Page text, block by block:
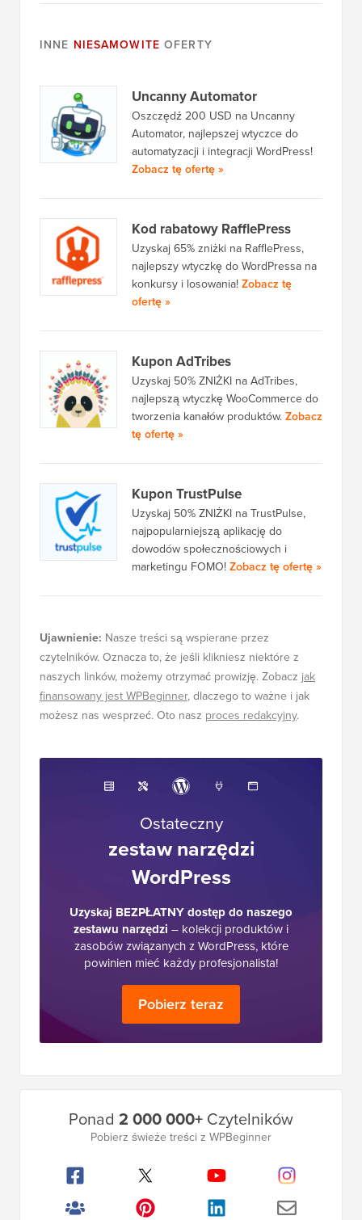
INNE NIESAMOWITE OFERTY
Uncanny Automator
Oszczędź 200 USD na Uncanny
Automator, najlepszej wtyczce do
automatyzacji i integracji WordPress!
Zobacz tę ofertę »
Kod rabatowy RafflePress
Uzyskaj 65% zniżki na RafflePress,
najlepszy wtyczkę do WordPressa na
konkursy i losowania!Zobacz tę
ofertę »
Kupon AdTribes
Uzyskaj 50% ZNIŻKI na AdTribes,
najlepszą wtyczkę WooCommerce do
tworzenia kanałów produktów.Zobacz
tę ofertę »
Kupon TrustPulse
Uzyskaj 50% ZNIŻKI na TrustPulse,
najpopularniejszą aplikację do
dowodów społecznościowych i
marketingu FOMO!Zobacz tę ofertę »
Ujawnienie: Nasze treści są wspierane przez
czytelników. Oznacza to, że jeśli klikniesz niektóre z
naszych linków, możemy otrzymać prowizję. Zobacz jak
finansowany jest WPBeginner, dlaczego to ważne i jak
możesz nas wesprzeć. Oto nasz proces redakcyjny.
Ostateczny
zestaw narzędzi
WordPress
Uzyskaj BEZPŁATNY dostęp do naszego
zestawu narzędzi – kolekcji produktów i
zasobów związanych z WordPress, które
powinien mieć każdy profesjonalista!
Pobierz teraz
Ponad 2 000 000+ Czytelników
Pobierz świeże treści z WPBeginner